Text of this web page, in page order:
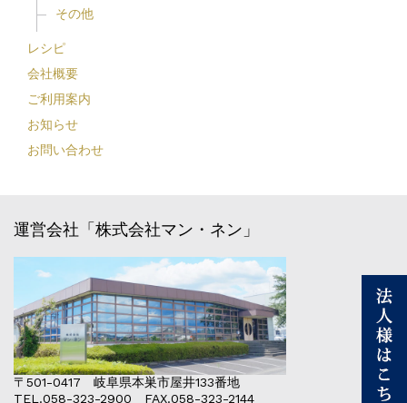
その他
レシピ
会社概要
ご利用案内
お知らせ
お問い合わせ
運営会社「株式会社マン・ネン」
〒501-0417 岐阜県本巣市屋井133番地
TEL.058-323-2900 FAX.058-323-2144